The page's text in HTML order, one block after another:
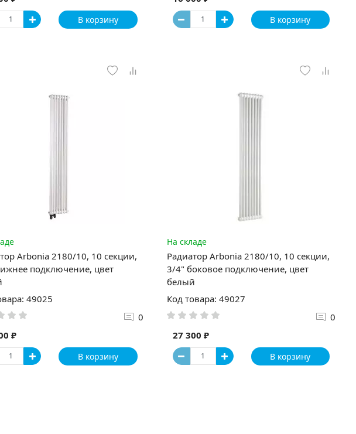
В корзину В корзину
Arbonia 2180/10, 10 секции,
подключение, цвет
49025
0
₽
В корзину
На складе
Радиатор Arbonia 2180/10, 10 секции,
3/4" боковое подключение, цвет
белый
Код товара: 49027
0
27 300 ₽
В корзину